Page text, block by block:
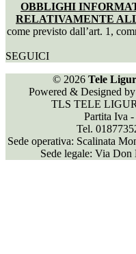
OBBLIGHI
RELATIVAMENTE
come previsto dall’art. 1,
SEGUICI
© 2026 Tele
Powered & Designed by
TLS TELE
Partita Iva
Tel.
Sede operativa: Scalinata
Sede legale: Via